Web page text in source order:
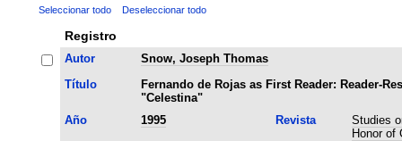
Seleccionar todo Deseleccionar todo
Registro
Autor
Snow, Joseph Thomas
Título
Fernando de Rojas as First Reader: Reader-
"Celestina"
Año
1995 Revista
Studies
Honor of